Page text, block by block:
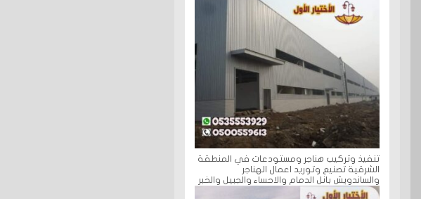
تنفيذ وتركيب هناجر ومستودعات في المنطقة
الشرقية تصنيع وتوريد اعمال الهناجر
والساندويش بانل الدمام والاحساء والجبيل والخبر